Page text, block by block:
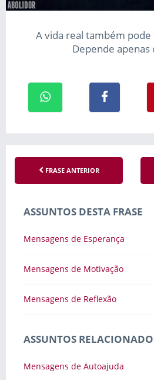
A vida real também
Depende apenas
FRASE ANTERIOR
ASSUNTOS DESTA FRASE
Mensagens de Esperança
Mensagens de Motivação
Mensagens de Reflexão
ASSUNTOS
Mensagens de Autoajuda